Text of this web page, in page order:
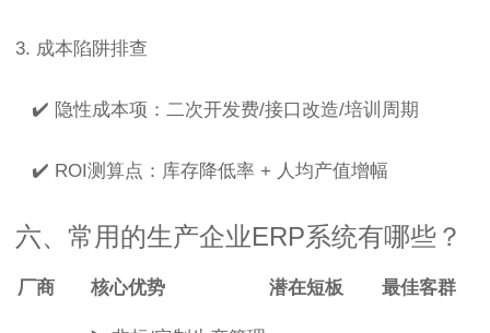
3. 成本陷阱排查
✔️ 隐性成本项：二次开发费/接口改造/培训周期
✔️ ROI测算点：库存降低率 + 人均产值增幅
六、常用的生产企业ERP系统有哪些？
厂商 核心优势 潜在短板 最佳客群